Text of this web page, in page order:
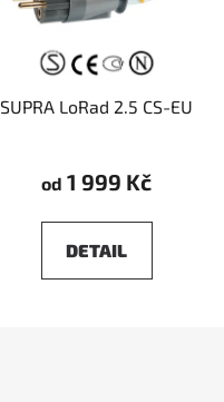
SUPRA LoRad 2.5 CS-EU
od 1 999 Kč
DETAIL